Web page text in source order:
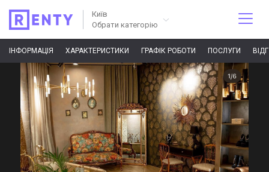
Київ
Обрати категорію
ІНФОРМАЦІЯ ХАРАКТЕРИСТИКИ ГРАФІК РОБОТИ ПОСЛУГИ